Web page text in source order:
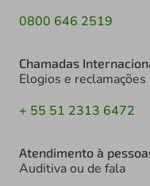
0800 646 2519
Chamadas
Elogios e reclamações
+ 55 51 2313 6472
Atendimento à
Auditiva ou de fala